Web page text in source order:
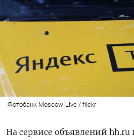
Фотобанк Moscow-Live / flickr
На сервисе объявлений hh.ru